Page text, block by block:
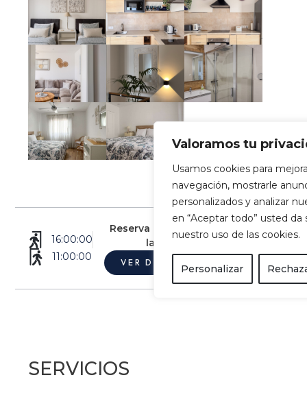
Valoramos tu
Usamos cookies para
navegación, mostrarle
personalizados y analizar
en “Aceptar todo” usted
nuestro uso de las cookies.
Personalizar
16:00:00
11:00:00
Reserva Casa Siete by Villalize, con
las mejores ventajas
VER DISPONIBILIDAD
SERVICIOS